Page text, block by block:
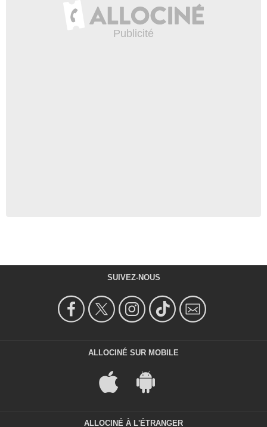
SUIVEZ-NOUS
ALLOCINÉ SUR MOBILE
ALLOCINÉ À L'ÉTRANGER